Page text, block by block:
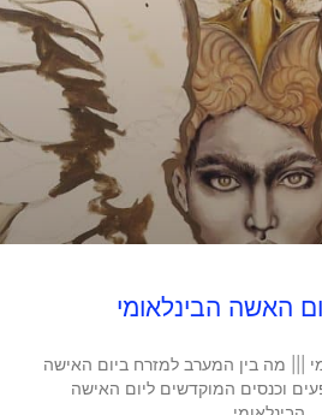
האשה הבינלאומי
||| מה בין המערב למזרח ביום האישה
וכנסים המוקדשים ליום האישה